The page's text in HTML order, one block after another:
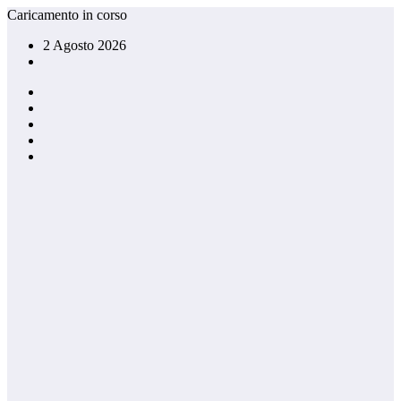
Vai
contenuto
Caricamento in corso
2 Agosto 2026